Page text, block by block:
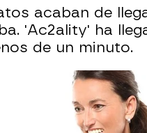
acaban de
'Ac2ality' ha
de un minuto.
nos explica la